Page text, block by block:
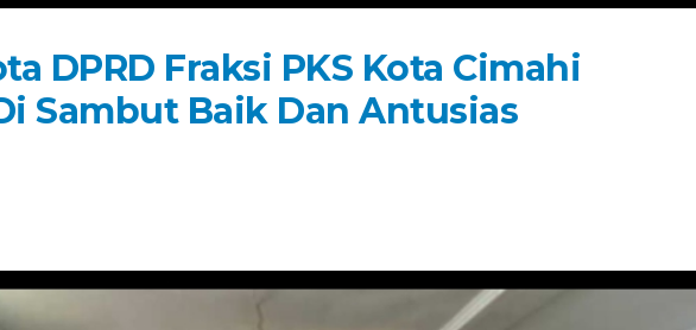
DPRD Fraksi PKS Kota Cimahi
Sambut Baik Dan Antusias